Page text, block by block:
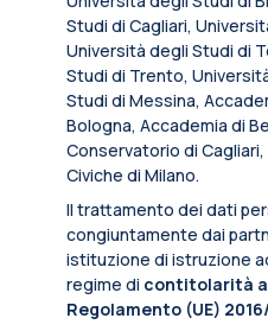
Studi di Cagliari,
Università degli Studi di
Studi di Trento,
Studi di Messina,
Bologna, Accademia di
Conservatorio di
Civiche di Milano.
Il trattamento dei dati
congiuntamente dai
istituzione di istruzione
regime di contitolarità
Regolamento (UE)